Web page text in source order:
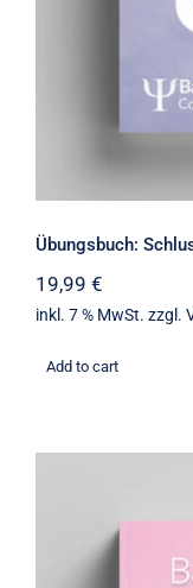
Übungsbuch:
19,99 €
inkl. 7 % MwSt. zzgl.
Add to cart